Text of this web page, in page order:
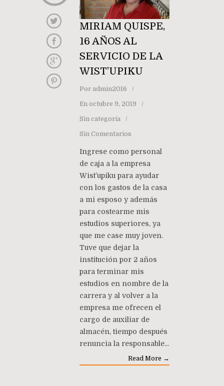
MIRIAM QUISPE,
16 AÑOS AL
SERVICIO DE LA
WIST’UPIKU
Por admin2016
En octubre 9, 2019
Sin categoría
Sin Comentarios
Ingrese como personal
de caja a la empresa
Wist’upiku para ayudar
con los gastos de la casa
a mi esposo y además
para costearme mis
estudios superiores, ya
que me case muy joven.
Tuve que dejar la
institución por 2 años
para terminar mis
estudios en nombre de la
carrera y al volver a la
empresa me ofrecen el
cargo de auxiliar de
almacén, tiempo después
renuncia la responsable...
Read More →